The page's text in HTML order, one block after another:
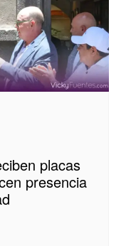
placas
presencia